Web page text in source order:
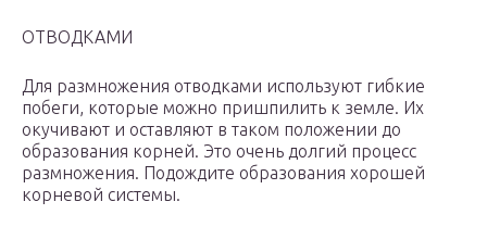
ОТВОДКАМИ
Для размножения отводками используют гибкие
побеги, которые можно пришпилить к земле. Их
окучивают и оставляют в таком положении до
образования корней. Это очень долгий процесс
размножения. Подождите образования хорошей
корневой системы.